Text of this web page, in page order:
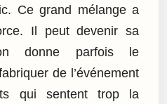
Ce grand mélange a
Il peut devenir sa
donne parfois le
de l’événement
qui sentent trop la